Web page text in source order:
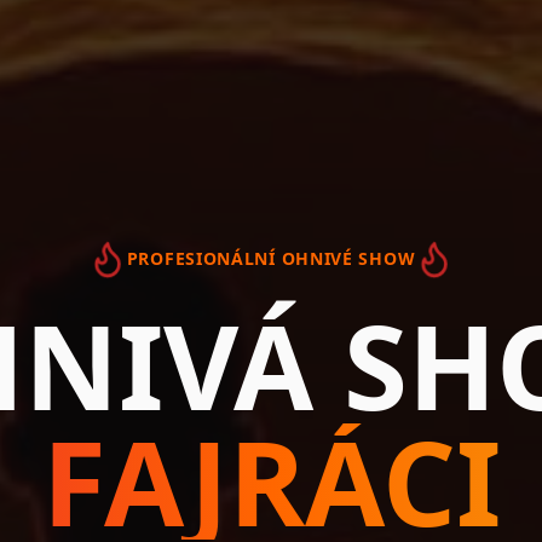
PROFESIONÁLNÍ OHNIVÉ SHOW
FAJRÁCI